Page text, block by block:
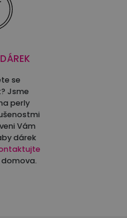
se
Jsme
perly
Vám
dárek